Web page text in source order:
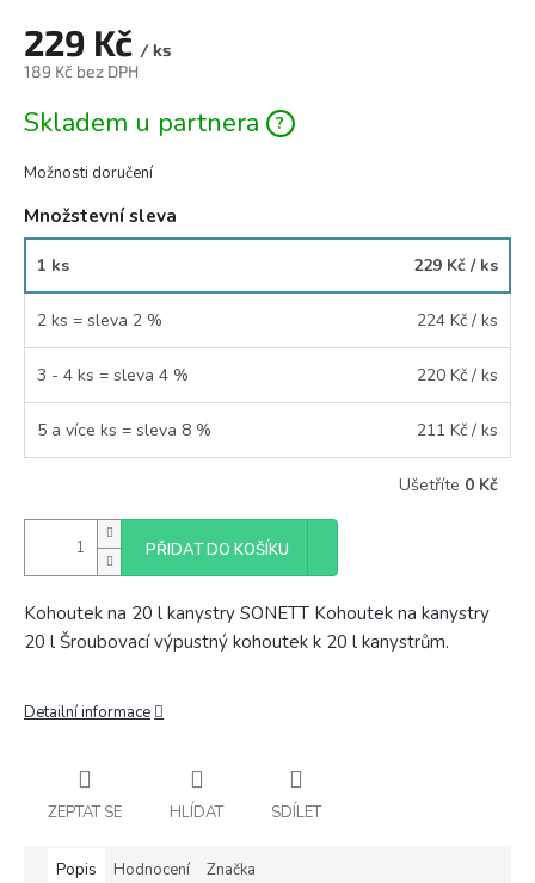
229 Kč / ks
189 Kč bez DPH
cena:
Skladem u partnera
Možnosti doručení
Množstevní sleva
1 ks 229 Kč / ks
2 ks = sleva 2 % 224 Kč / ks
3 - 4 ks = sleva 4 % 220 Kč / ks
5 a více ks = sleva 8 % 211 Kč / ks
Ušetříte 0 Kč
PŘIDAT DO KOŠÍKU
Kohoutek na 20 l kanystry SONETT Kohoutek na kanystry
20 l Šroubovací výpustný kohoutek k 20 l kanystrům.
Detailní informace
ZEPTAT SE HLÍDAT SDÍLET
Popis Hodnocení Značka